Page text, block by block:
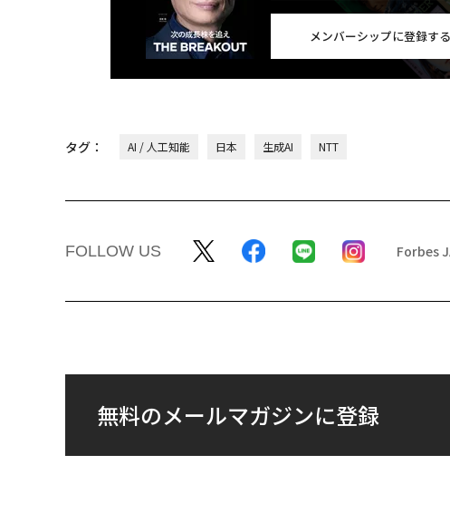
メンバーシップに登録する
タグ： AI / 人工知能 日本 生成AI NTT
FOLLOW US Forbes
無料のメールマガジンに登録